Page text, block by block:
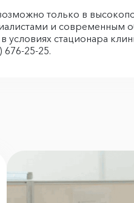
только в
и
стационара
25-25.